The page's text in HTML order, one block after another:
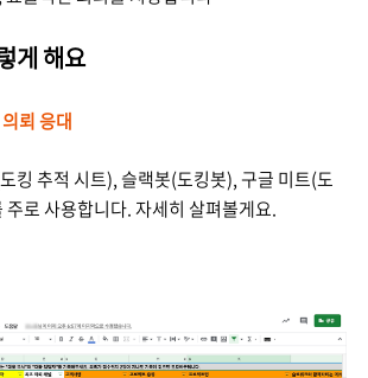
게 해요
뢰 응대
킹 추적 시트), 슬랙봇(도킹봇), 구글 미트(도
주로 사용합니다. 자세히 살펴볼게요.